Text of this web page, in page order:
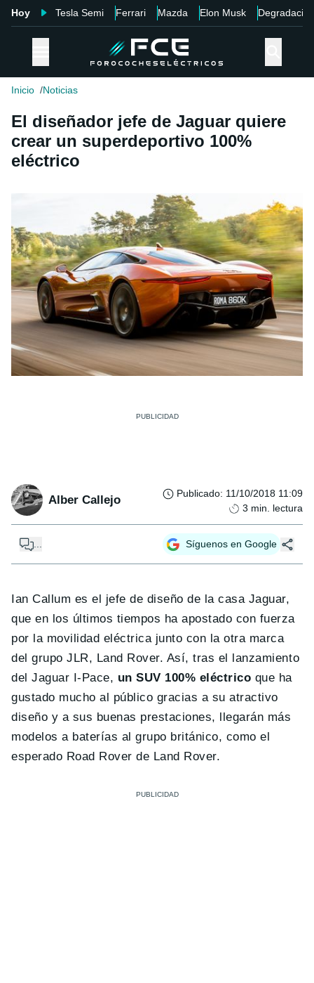
Hoy Tesla Semi Ferrari Mazda Elon Musk Degradación
Inicio Noticias
El diseñador jefe de Jaguar quiere
crear un superdeportivo 100%
eléctrico
Alber Callejo Publicado: 11/10/2018 11:09
3 min. lectura
Síguenos en Google
Ian Callum es el jefe de diseño de la casa Jaguar,
que en los últimos tiempos ha apostado con fuerza
por la movilidad eléctrica junto con la otra marca
del grupo JLR, Land Rover. Así, tras el lanzamiento
del Jaguar I-Pace, un SUV 100% eléctrico que ha
gustado mucho al público gracias a su atractivo
diseño y a sus buenas prestaciones, llegarán más
modelos a baterías al grupo británico, como el
esperado Road Rover de Land Rover.